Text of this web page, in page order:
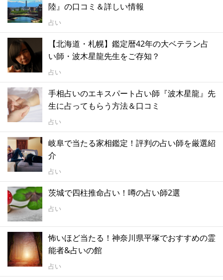
陸』の口コミ＆詳しい情報
占い
【北海道・札幌】鑑定暦42年の大ベテラン占
い師・波木星龍先生をご存知？
占い
手相占いのエキスパート占い師『波木星龍』先
生に占ってもらう方法＆口コミ
占い
岐阜で当たる家相鑑定！評判の占い師を厳選紹
介
占い
茨城で四柱推命占い！噂の占い師2選
占い
怖いほど当たる！神奈川県平塚でおすすめの霊
能者&占いの館
占い